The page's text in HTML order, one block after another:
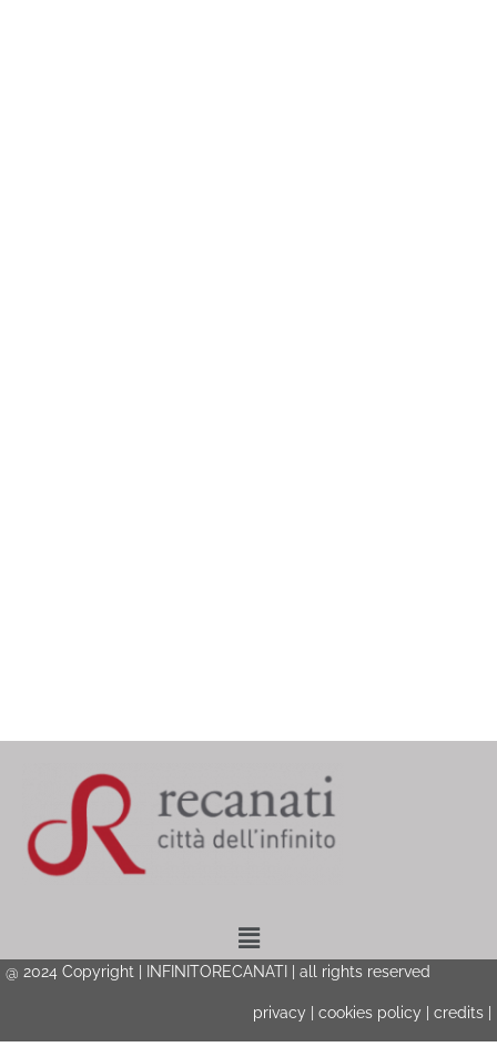
Menu
@ 2024 Copyright | INFINITORECANATI | all rights reserved
privacy cookies policy credits